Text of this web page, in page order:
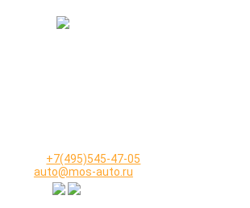
+7(495)545-47-05
auto@mos-auto.ru